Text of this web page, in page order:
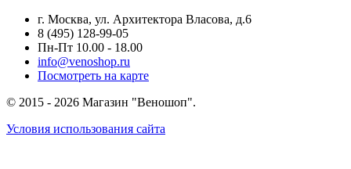
г. Москва, ул. Архитектора Власова, д.6
8 (495) 128-99-05
Пн-Пт 10.00 - 18.00
info@venoshop.ru
Посмотреть на карте
© 2015 - 2026 Магазин "Веношоп".
Условия использования сайта